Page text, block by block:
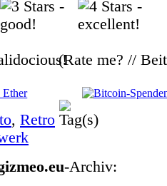
(Rate me? //
, Retro
-Archiv: